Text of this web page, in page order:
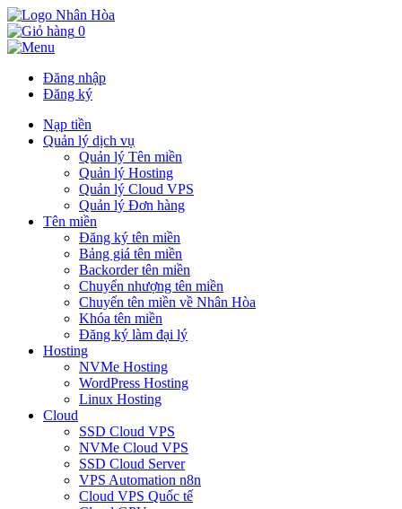
0
Đăng nhập
Đăng ký
Nạp tiền
Quản lý dịch vụ
Quản lý Tên miền
Quản lý Hosting
Quản lý Cloud VPS
Quản lý Đơn hàng
Tên miền
Đăng ký tên miền
Bảng giá tên miền
Backorder tên miền
Chuyển nhượng tên miền
Chuyển tên miền về Nhân Hòa
Khóa tên miền
Đăng ký làm đại lý
Hosting
NVMe Hosting
WordPress Hosting
Linux Hosting
Cloud
SSD Cloud VPS
NVMe Cloud VPS
SSD Cloud Server
VPS Automation n8n
Cloud VPS Quốc tế